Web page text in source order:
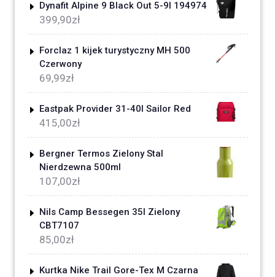
Dynafit Alpine 9 Black Out 5-9l 194974
399,90zł
Forclaz 1 kijek turystyczny MH 500
Czerwony
69,99zł
Eastpak Provider 31-40l Sailor Red
415,00zł
Bergner Termos Zielony Stal
Nierdzewna 500ml
107,00zł
Nils Camp Bessegen 35l Zielony
CBT7107
85,00zł
Kurtka Nike Trail Gore-Tex M Czarna